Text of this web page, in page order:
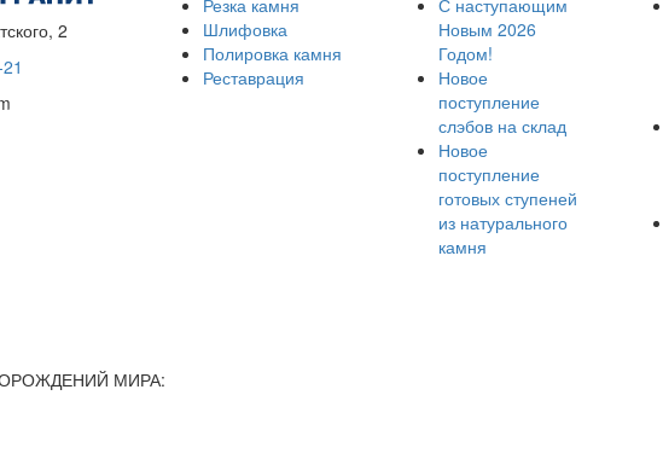
2
Шлифовка
Полировка камня
Реставрация
Новым 2026
Годом!
Новое
поступление
слэбов на склад
Новое
поступление
готовых ступеней
из натурального
камня
МИРА: